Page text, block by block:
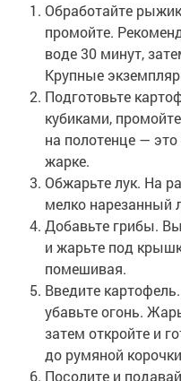
Обработайте
промойте.
воде 30 минут,
Крупные
Подготовьте
кубиками,
на полотенце —
жарке.
Обжарьте лук. На
мелко нарезанный
Добавьте грибы.
и жарьте под
помешивая.
Введите
убавьте огонь.
затем откройте и
до румяной
Посолите и